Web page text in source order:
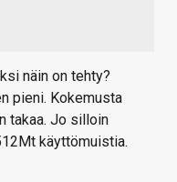
näin on tehty?
pieni. Kokemusta
takaa. Jo silloin
käyttömuistia.